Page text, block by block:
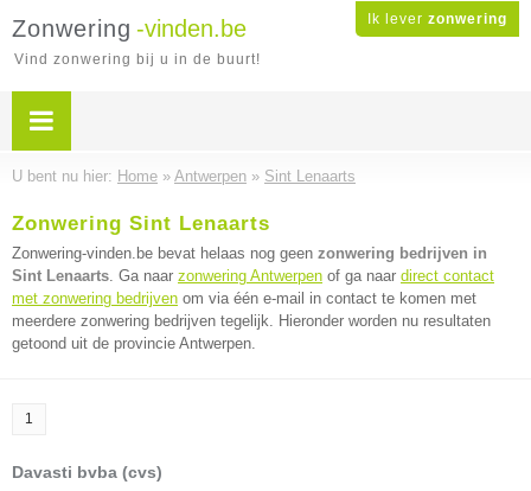
Ik lever zonwering
Zonwering -vinden.be
Vind zonwering bij u in de buurt!
U bent nu hier: Home » Antwerpen » Sint Lenaarts
Zonwering Sint Lenaarts
Zonwering-vinden.be bevat helaas nog geen zonwering bedrijven in
Sint Lenaarts. Ga naar zonwering Antwerpen of ga naar direct contact
met zonwering bedrijven om via één e-mail in contact te komen met
meerdere zonwering bedrijven tegelijk. Hieronder worden nu resultaten
getoond uit de provincie Antwerpen.
1
Davasti bvba (cvs)